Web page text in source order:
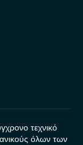
τεχνικό
όλων των